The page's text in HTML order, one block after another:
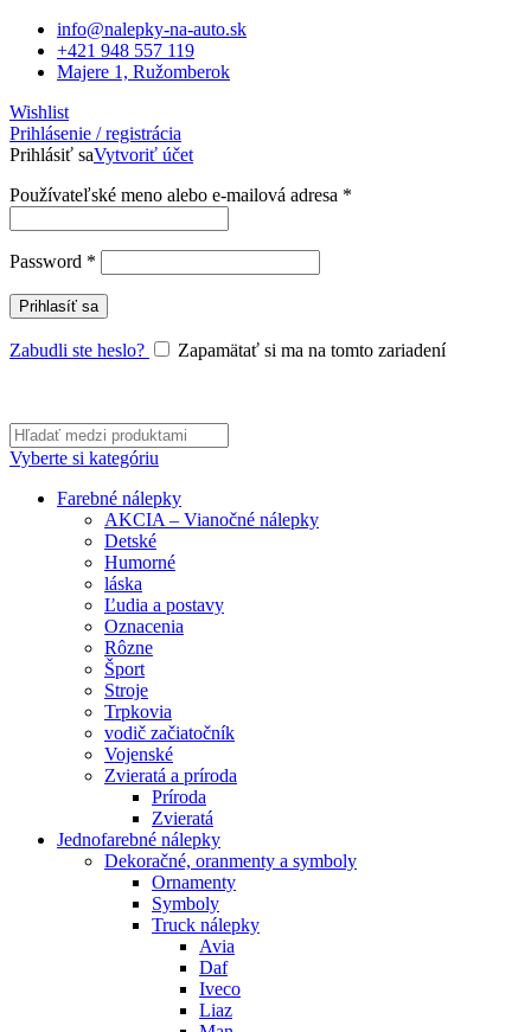
info@nalepky-na-auto.sk
+421 948 557 119
Majere 1, Ružomberok
Wishlist
Prihlásenie / registrácia
Prihlásiť saVytvoriť účet
Používateľské meno alebo e-mailová adresa *
Password *
Prihlasíť sa
Zabudli ste heslo? Zapamätať si ma na tomto zariadení
Vyberte si kategóriu
Farebné nálepky
AKCIA – Vianočné nálepky
Detské
Humorné
láska
Ľudia a postavy
Oznacenia
Rôzne
Šport
Stroje
Trpkovia
vodič začiatočník
Vojenské
Zvieratá a príroda
Príroda
Zvieratá
Jednofarebné nálepky
Dekoračné, oranmenty a symboly
Ornamenty
Symboly
Truck nálepky
Avia
Daf
Iveco
Liaz